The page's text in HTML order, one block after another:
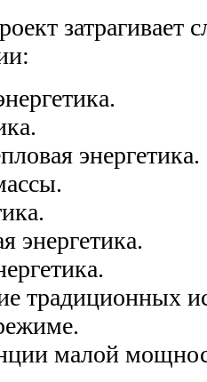
затрагивает
энергетика.
энергетика.
традиционных
малой